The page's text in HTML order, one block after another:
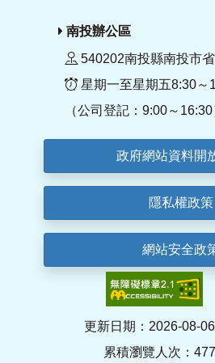
南投辦公區
540202南投縣南投市
星期一至星期五8:30～
（公司登記：9:00～
政府網站資料開
隱私權政策
網站安全政
更新日期：2026-08-
累積瀏覽人次：